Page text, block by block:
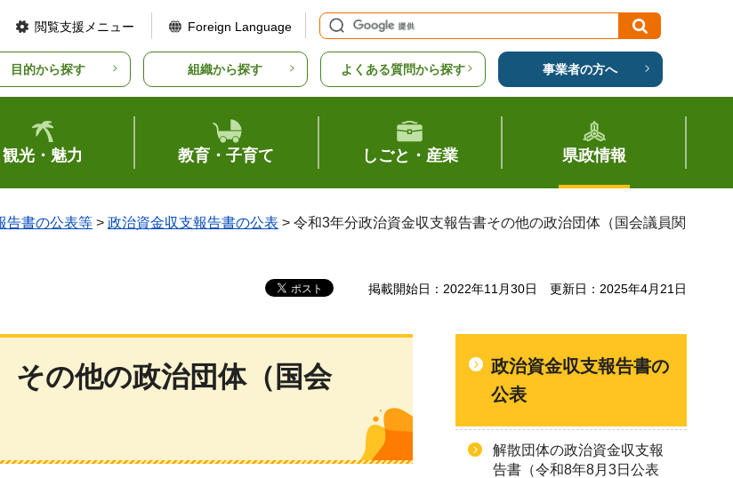
閲覧支援メニュー Foreign Language
目的から探す 組織から探す よくある質問から探す 事業者の方へ
観光・魅力 教育・子育て しごと・産業 県政情報
告書の公表等 > 政治資金収支報告書の公表 > 令和3年分政治資金収支報告書その他の政治団体（国会議員関
掲載開始日：2022年11月30日 更新日：2025年4月21日
その他の政治団体（国会
政治資金収支報告書の
公表
解散団体の政治資金収支報
告書（令和8年8月3日公表